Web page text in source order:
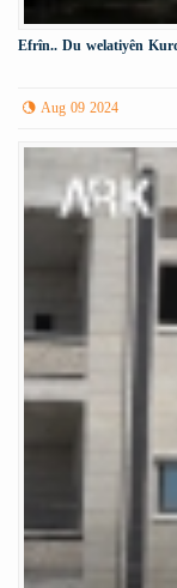
Efrîn.. Du welatiyên
Aug 09 2024